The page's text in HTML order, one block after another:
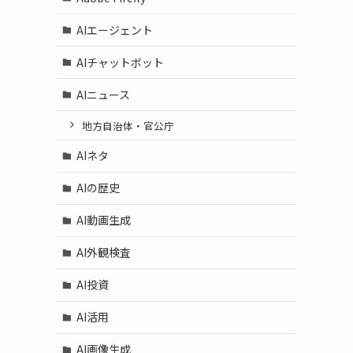
AIエージェント
AIチャットボット
AIニュース
地方自治体・官公庁
AIネタ
AIの歴史
AI動画生成
AI外観検査
AI投資
AI活用
AI画像生成